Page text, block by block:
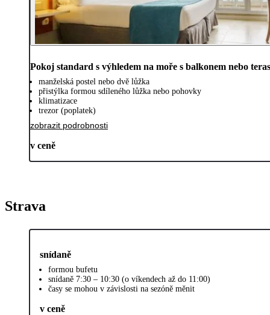
Pokoj standard s výhledem na moře s balkonem nebo
manželská postel nebo dvě lůžka
přistýlka formou sdíleného lůžka nebo pohovky
klimatizace
trezor (poplatek)
zobrazit podrobnosti
v ceně
Strava
snídaně
formou bufetu
snídaně 7:30 – 10:30 (o víkendech až do 11:00)
časy se mohou v závislosti na sezóně měnit
v ceně